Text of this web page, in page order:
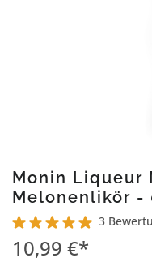
Monin Liqueur
Melonenlikör -
Durchschnittliche
3
10,99 €*